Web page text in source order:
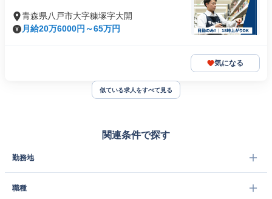
青森県八戸市大字糠塚字大開
月給20万6000円～65万円
気になる
似ている求人をすべて見る
関連条件で探す
勤務地
職種